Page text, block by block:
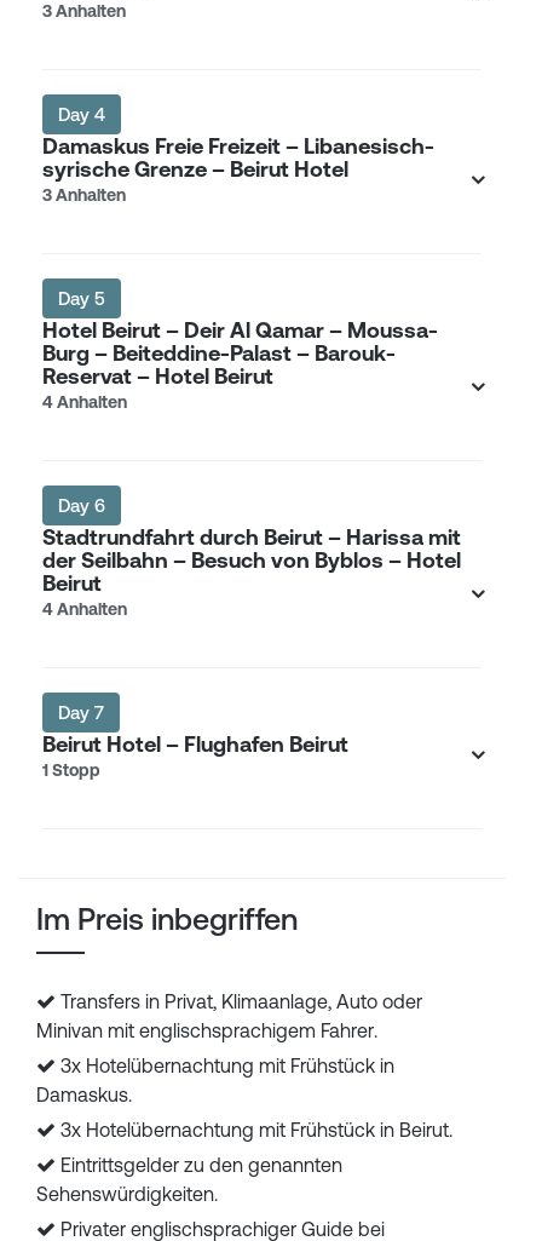
3 Anhalten
Day 4
Damaskus Freie Freizeit – Libanesisch-
syrische Grenze – Beirut Hotel
3 Anhalten
Day 5
Hotel Beirut – Deir Al Qamar – Moussa-
Burg – Beiteddine-Palast – Barouk-
Reservat – Hotel Beirut
4 Anhalten
Day 6
Stadtrundfahrt durch Beirut – Harissa mit
der Seilbahn – Besuch von Byblos – Hotel
Beirut
4 Anhalten
Day 7
Beirut Hotel – Flughafen Beirut
1 Stopp
Im Preis inbegriffen
Transfers in Privat, Klimaanlage, Auto oder
Minivan mit englischsprachigem Fahrer.
3x Hotelübernachtung mit Frühstück in
Damaskus.
3x Hotelübernachtung mit Frühstück in Beirut.
Eintrittsgelder zu den genannten
Sehenswürdigkeiten.
Privater englischsprachiger Guide bei